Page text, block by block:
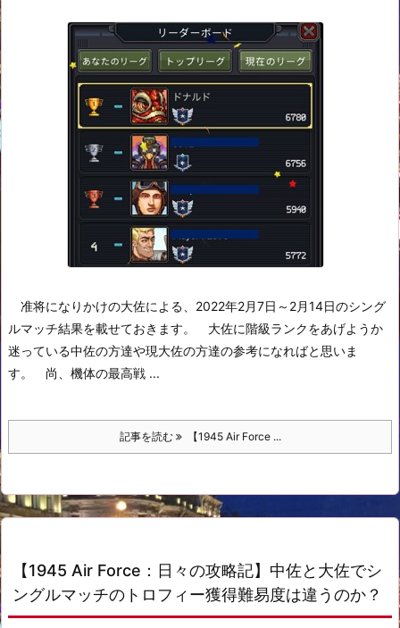
准将になりかけの大佐による、2022年2月7日～2月14日のシング
ルマッチ結果を載せておきます。
大佐に階級ランクをあげようか
迷っている中佐の方達や現大佐の方達の参考になればと思いま
す。
尚、機体の最高戦 ...
記事を読む 【1945 Air Force ...
【1945 Air Force：日々の攻略記】中佐と大佐でシ
ングルマッチのトロフィー獲得難易度は違うのか？